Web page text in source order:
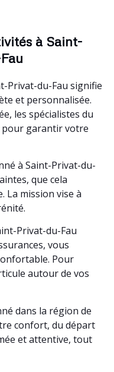
à Saint-
Privat-du-Fau signifie
et personnalisée.
les spécialistes du
pour garantir votre
à Saint-Privat-du-
que cela
La mission vise à
Privat-du-Fau
vous
Pour
autour de vos
dans la région de
confort, du départ
et attentive, tout